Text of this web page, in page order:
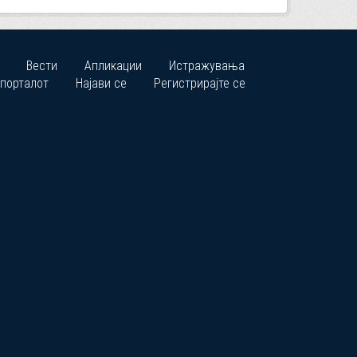
Вести Апликации
Истражувања
Најави се Регистрирајте се